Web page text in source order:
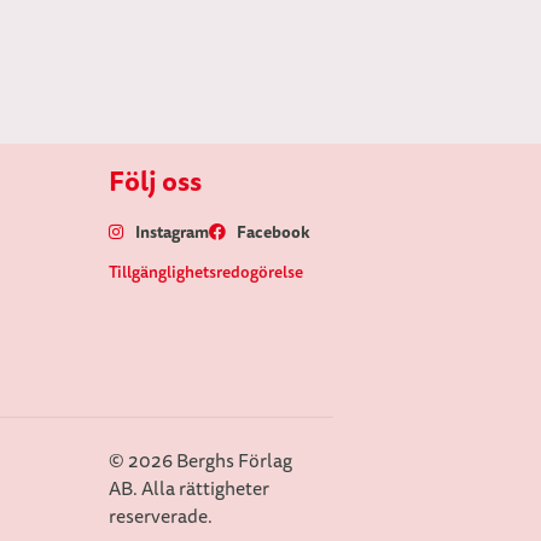
Följ oss
Instagram Facebook
Tillgänglighetsredogörelse
© 2026 Berghs Förlag
AB. Alla rättigheter
reserverade.